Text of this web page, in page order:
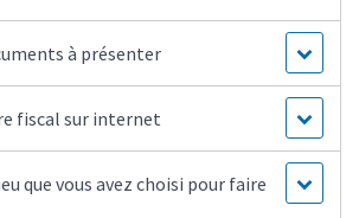
à présenter
fiscal sur internet
que vous avez choisi pour faire